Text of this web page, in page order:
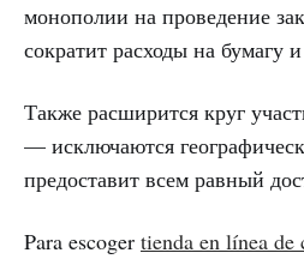
монополии на проведение
сократит расходы на бумагу
Также расширится круг
— исключаются
предоставит всем равный
Para escoger tienda en línea de